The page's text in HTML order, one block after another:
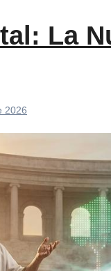
La
2026